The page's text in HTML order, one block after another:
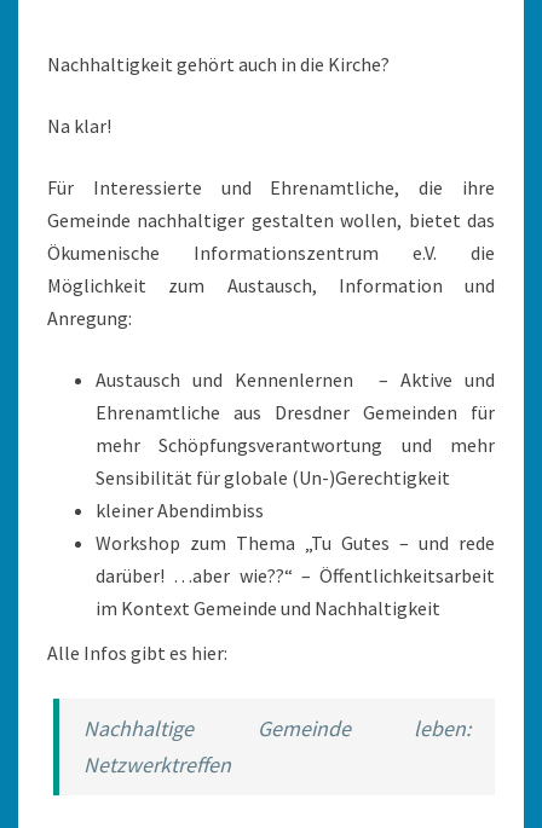
Nachhaltigkeit gehört auch in die Kirche?
Na klar!
Für Interessierte und Ehrenamtliche, die ihre
Gemeinde nachhaltiger gestalten wollen, bietet das
Ökumenische Informationszentrum e.V. die
Möglichkeit zum Austausch, Information und
Anregung:
Austausch und Kennenlernen – Aktive und
Ehrenamtliche aus Dresdner Gemeinden für
mehr Schöpfungsverantwortung und mehr
Sensibilität für globale (Un-)Gerechtigkeit
kleiner Abendimbiss
Workshop zum Thema „Tu Gutes – und rede
darüber! …aber wie??“ – Öffentlichkeitsarbeit
im Kontext Gemeinde und Nachhaltigkeit
Alle Infos gibt es hier:
Nachhaltige Gemeinde leben:
Netzwerktreffen